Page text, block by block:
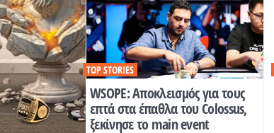
WSOPE: Αποκλεισμός για τους
επτά στα έπαθλα του Colossus,
ξεκίνησε το main event
TOP STORIES